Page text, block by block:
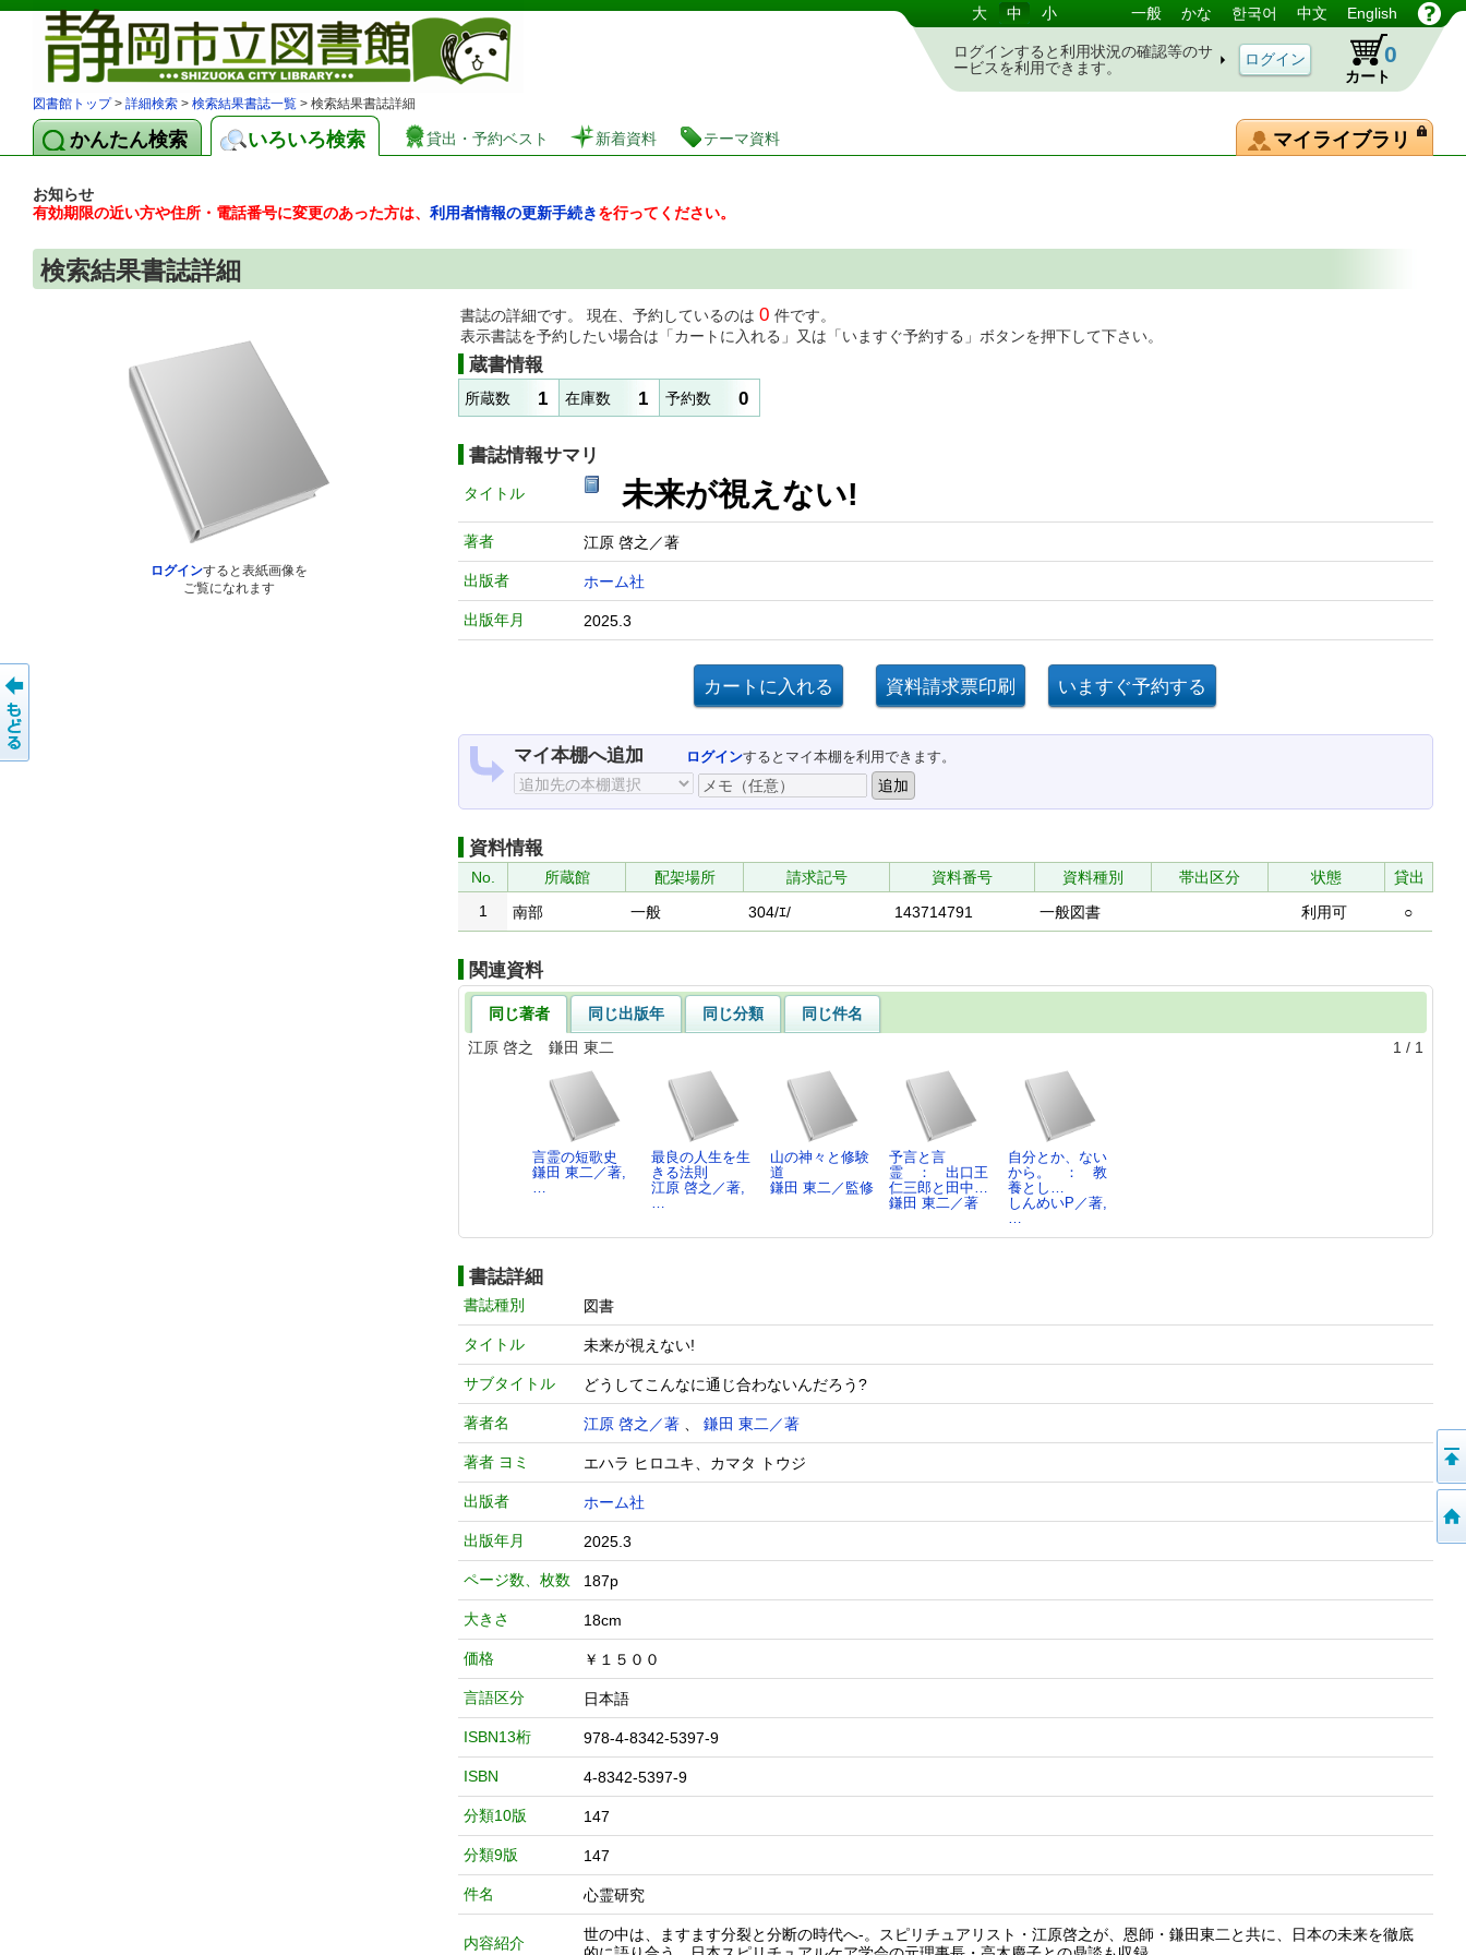
図書館 蔵書検索・予約システム 大 中 小 一般 かな 한국어 中文 English
ログインすると利用状況の確認等のサ
ービスを利用できます。
カート
0
図書館トップ> 詳細検索 > 検索結果書誌一覧 > 検索結果書誌詳細
かんたん検索 いろいろ検索 貸出・予約ベスト 新着資料 テーマ資料 マイライブラリ
お知らせ
有効期限の近い方や住所・電話番号に変更のあった方は、 利用者情報の更新手続きを行ってください。
検索結果書誌詳細
ログインすると表紙画像を
ご覧になれます
書誌の詳細です。 現在、予約しているのは 0 件です。
表示書誌を予約したい場合は「カートに入れる」又は「いますぐ予約する」ボタンを押下して下さい。
蔵書情報
所蔵数 1 在庫数 1 予約数 0
書誌情報サマリ
タイトル 未来が視えない!
著者 江原 啓之／著
出版者 ホーム社
出版年月 2025.3
マイ本棚へ追加 ログインするとマイ本棚を利用できます。
資料情報
No. 所蔵館 配架場所 請求記号 資料番号 資料種別 帯出区分 状態
貸出
1
南部 一般 304/ｴ/ 143714791 一般図書 利用可 ○
関連資料
同じ著者 同じ出版年 同じ分類
同じ件名
江原 啓之 鎌田 東二
1 / 1
言霊の短歌史
鎌田 東二／著,
…
最良の人生を生
きる法則
江原 啓之／著,
…
山の神々と修験
道
鎌田 東二／監修
予言と言
霊 ： 出口王
仁三郎と田中…
鎌田 東二／著
自分とか、ない
から。 ： 教
養とし…
しんめいP／著,
…
書誌詳細
書誌種別 図書
タイトル 未来が視えない!
サブタイトル どうしてこんなに通じ合わないんだろう?
著者名 江原 啓之／著 鎌田 東二／著
著者 ヨミ エハラ ヒロユキ、カマタ トウジ
出版者 ホーム社
出版年月 2025.3
ページ数、枚数 187p
大きさ 18cm
価格 ￥１５００
言語区分 日本語
ISBN13桁 978-4-8342-5397-9
ISBN 4-8342-5397-9
分類10版 147
分類9版 147
件名 心霊研究
内容紹介
世の中は、ますます分裂と分断の時代へ-。スピリチュアリスト・江原啓之が、恩師・鎌田東二と共に、日本の未来を徹底